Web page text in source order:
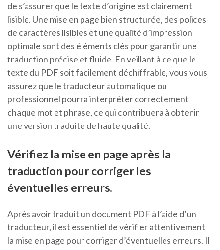
de s’assurer que le texte d’origine est clairement
lisible. Une mise en page bien structurée, des polices
de caractères lisibles et une qualité d’impression
optimale sont des éléments clés pour garantir une
traduction précise et fluide. En veillant à ce que le
texte du PDF soit facilement déchiffrable, vous vous
assurez que le traducteur automatique ou
professionnel pourra interpréter correctement
chaque mot et phrase, ce qui contribuera à obtenir
une version traduite de haute qualité.
Vérifiez la mise en page après la
traduction pour corriger les
éventuelles erreurs.
Après avoir traduit un document PDF à l’aide d’un
traducteur, il est essentiel de vérifier attentivement
la mise en page pour corriger d’éventuelles erreurs. Il